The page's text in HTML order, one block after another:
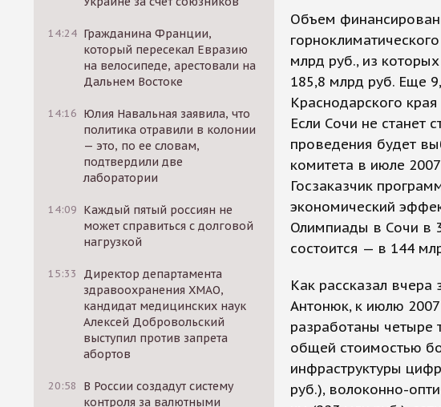
14:24 Гражданина Франции,
который пересекал Евразию
на велосипеде, арестовали на
Дальнем Востоке
14:16 Юлия Навальная заявила, что
политика отравили в колонии
— это, по ее словам,
подтвердили две
лаборатории
14:09 Каждый пятый россиян не
может справиться с долговой
нагрузкой
15:33
Директор департамента
здравоохранения ХМАО,
кандидат медицинских наук
Алексей Добровольский
выступил против запрета
абортов
20:58
В России создадут систему
контроля за валютными
Объем
млрд руб., из
185,8 млрд руб. Еще
Краснодарского
Если Сочи не станет
проведения будет
комитета в июле
Госзаказчик
экономический
Олимпиады в Сочи в
состоится — в 144
Как рассказал
Антонюк, к июлю
разработаны четыре
общей стоимостью
инфраструктуры
руб.), волоконно-